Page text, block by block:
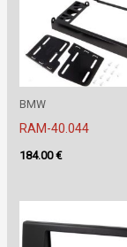
BMW
RAM-40.044
184.00€